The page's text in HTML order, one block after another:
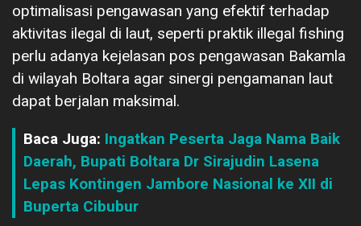
optimalisasi pengawasan yang efektif terhadap
aktivitas ilegal di laut, seperti praktik illegal fishing
perlu adanya kejelasan pos pengawasan Bakamla
di wilayah Boltara agar sinergi pengamanan laut
dapat berjalan maksimal.
Baca Juga: Ingatkan Peserta Jaga Nama Baik
Daerah, Bupati Boltara Dr Sirajudin Lasena
Lepas Kontingen Jambore Nasional ke XII di
Buperta Cibubur